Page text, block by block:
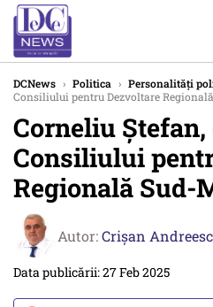
DCNews › Politica › Personalități
Consiliului pentru Dezvoltare
Corneliu Ștefan,
Consiliului
Regională Sud-
Autor:Crişan
Data publicării: 27 Feb 2025